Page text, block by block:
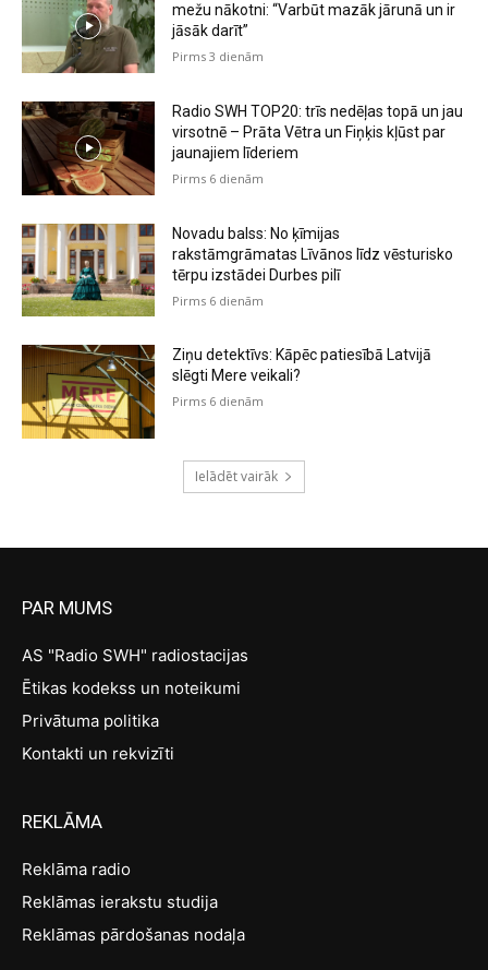
mežu nākotni: “Varbūt mazāk jārunā un ir
jāsāk darīt”
Pirms 3 dienām
Radio SWH TOP20: trīs nedēļas topā un jau
virsotnē – Prāta Vētra un Fiņķis kļūst par
jaunajiem līderiem
Pirms 6 dienām
Novadu balss: No ķīmijas
rakstāmgrāmatas Līvānos līdz vēsturisko
tērpu izstādei Durbes pilī
Pirms 6 dienām
Ziņu detektīvs: Kāpēc patiesībā Latvijā
slēgti Mere veikali?
Pirms 6 dienām
Ielādēt vairāk
PAR MUMS
AS "Radio SWH" radiostacijas
Ētikas kodekss un noteikumi
Privātuma politika
Kontakti un rekvizīti
REKLĀMA
Reklāma radio
Reklāmas ierakstu studija
Reklāmas pārdošanas nodaļa